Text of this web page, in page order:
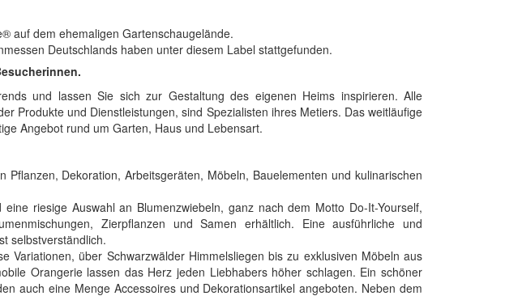
auf dem ehemaligen Gartenschaugelände.
Deutschlands haben unter diesem Label stattgefunden.
und lassen Sie sich zur Gestaltung des eigenen Heims inspirieren. Alle
Produkte und Dienstleistungen, sind Spezialisten ihres Metiers. Das weitläufige
Angebot rund um Garten, Haus und Lebensart.
Dekoration, Arbeitsgeräten, Möbeln, Bauelementen und kulinarischen
riesige Auswahl an Blumenzwiebeln, ganz nach dem Motto Do-It-Yourself,
Zierpflanzen und Samen erhältlich. Eine ausführliche und
selbstverständlich.
über Schwarzwälder Himmelsliegen bis zu exklusiven Möbeln aus
Orangerie lassen das Herz jeden Liebhabers höher schlagen. Ein schöner
auch eine Menge Accessoires und Dekorationsartikel angeboten. Neben dem